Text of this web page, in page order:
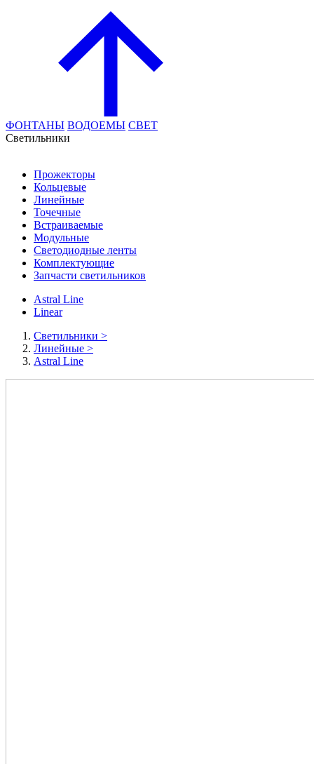
ФОНТАНЫ ВОДОЕМЫ СВЕТ
Cветильники
Прожекторы
Кольцевые
Линейные
Точечные
Встраиваемые
Модульные
Светодиодные ленты
Комплектующие
Запчасти светильников
Astral Line
Linear
Cветильники >
Линейные >
Astral Line